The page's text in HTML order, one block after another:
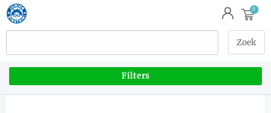
Filters